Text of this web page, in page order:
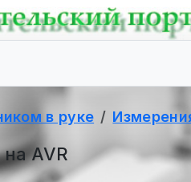
в руке
AVR